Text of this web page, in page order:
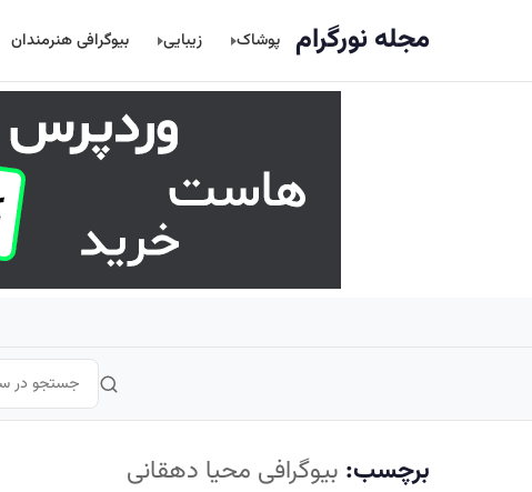
مجله نورگرام پوشاک زیبایی بیوگرافی هنرمندان
برچسب: بیوگرافی محیا دهقانی